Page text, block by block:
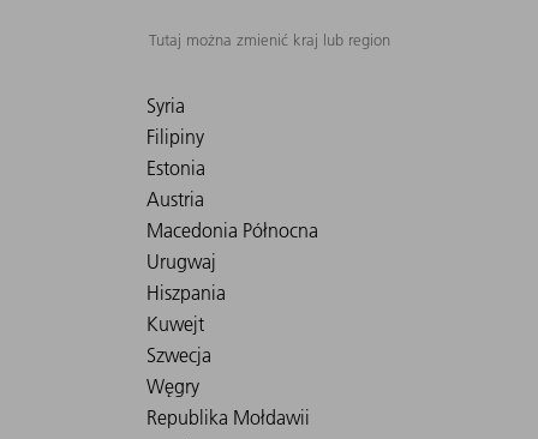
Tutaj można zmienić kraj lub region